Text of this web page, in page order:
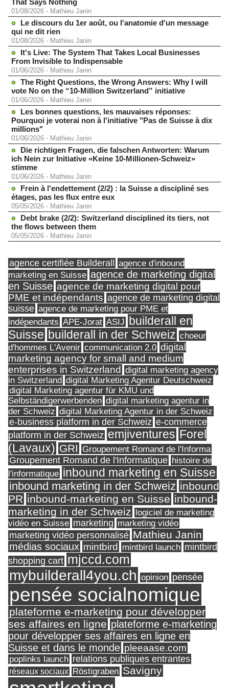
That Says Nothing
01/08/2026 - Mathieu Janin
Le discours du 1er août, ou l'anatomie d'un message
qui ne dit rien
01/08/2026 - Mathieu Janin
It's Live: The System That Takes Local Businesses
From Invisible to Indispensable
01/06/2026 - Mathieu Janin
The Right Questions, the Wrong Answers: Why I will
vote No on the “10-Million Switzerland” initiative
01/06/2026 - Mathieu Janin
Les bonnes questions, les mauvaises réponses:
Pourquoi je voterai non à l'initiative "Pas de Suisse à dix
millions"
01/06/2026 - Mathieu Janin
Die richtigen Fragen, die falschen Antworten: Warum
ich Nein zur Initiative «Keine 10-Millionen-Schweiz»
stimme
01/06/2026 - Mathieu Janin
Frein à l'endettement (2/2) : la Suisse a discipliné ses
étages, pas les flux entre eux
05/05/2026 - Mathieu Janin
Debt brake (2/2): Switzerland disciplined its tiers, not
the flows between them
05/05/2026 - Mathieu Janin
agence certifiée Builderall
agence d'inbound
marketing en Suisse agence de marketing digital
en Suisse agence de marketing digital pour
PME et indépendants agence de marketing digital
suisse agence de marketing pour PME et
indépendants APE-Jorat ASIJ builderall en
Suisse builderall in der Schweiz choeur
d'hommes L'Avenir communication 2.0 digital
marketing agency for small and medium
enterprises in Switzerland digital marketing agency
in Switzerland digital Marketing Agentur Deutschweiz
digital Marketing agentur für KMU und
Selbständigerwerbenden digital marketing agentur in
der Schweiz digital Marketing Agentur in der Schweiz
e-business platform in der Schweiz e-commerce
platform in der Schweiz emjiventures Forel
(Lavaux) GRI Groupement Romand de l'Informa
Groupement Romand de l'Informatique histoire de
l'informatique inbound marketing en Suisse
inbound marketing in der Schweiz inbound
PR inbound-marketing en Suisse inbound-
marketing in der Schweiz logiciel de marketing
vidéo en Suisse marketing marketing vidéo
marketing vidéo personnalisé Mathieu Janin
médias sociaux mintbird mintbird launch mintbird
shopping cart mjccd.com
mybuilderall4you.ch opinion pensée
pensée socialnomique
plateforme e-marketing pour développer
ses affaires en ligne plateforme e-marketing
pour développer ses affaires en ligne en
Suisse et dans le monde pleeaase.com
poplinks launch relations publiques entrantes
réseaux sociaux Röstigraben Savigny